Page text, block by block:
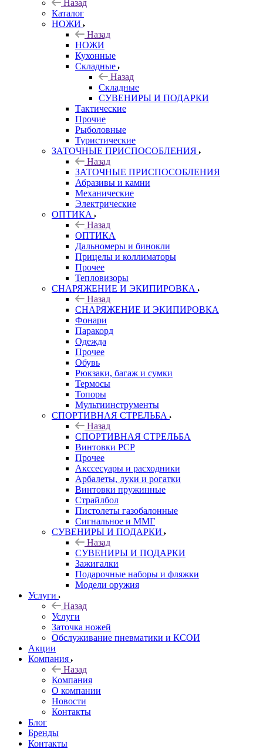
Назад
Каталог
НОЖИ
Назад
НОЖИ
Кухонные
Складные
Назад
Складные
СУВЕНИРЫ И ПОДАРКИ
Тактические
Прочие
Рыболовные
Туристические
ЗАТОЧНЫЕ ПРИСПОСОБЛЕНИЯ
Назад
ЗАТОЧНЫЕ ПРИСПОСОБЛЕНИЯ
Абразивы и камни
Механические
Электрические
ОПТИКА
Назад
ОПТИКА
Дальномеры и бинокли
Прицелы и коллиматоры
Прочее
Тепловизоры
СНАРЯЖЕНИЕ И ЭКИПИРОВКА
Назад
СНАРЯЖЕНИЕ И ЭКИПИРОВКА
Фонари
Паракорд
Одежда
Прочее
Обувь
Рюкзаки, багаж и сумки
Термосы
Топоры
Мультиинструменты
СПОРТИВНАЯ СТРЕЛЬБА
Назад
СПОРТИВНАЯ СТРЕЛЬБА
Винтовки PCP
Прочее
Акссесуары и расходники
Арбалеты, луки и рогатки
Винтовки пружинные
Страйлбол
Пистолеты газобалонные
Сигнальное и ММГ
СУВЕНИРЫ И ПОДАРКИ
Назад
СУВЕНИРЫ И ПОДАРКИ
Зажигалки
Подарочные наборы и фляжки
Модели оружия
Услуги
Назад
Услуги
Заточка ножей
Обслуживание пневматики и КСОИ
Акции
Компания
Назад
Компания
О компании
Новости
Контакты
Блог
Бренды
Контакты